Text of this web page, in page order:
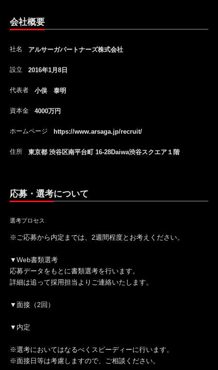
会社概要
社名 アルサーガパートナーズ株式会社
設立 2016年1月8日
代表者 小俣 泰明
資本金 4000万円
ホームページ https://www.arsaga.jp/recruit/
住所 東京都 渋谷区南平台町 16-28Daiwa渋谷スクエア１階
応募・選考について
選考プロセス
※ご応募から内定までは、2週間程度とお考えください。
▼Web書類選考
応募データをもとに書類選考を行います。
詳細は追って採用担当よりご連絡いたします。
▼面接（2回）
▼内定
※選考においてはなるべくスピーディーに行います。
※面接日等は考慮しますので、ご相談ください。